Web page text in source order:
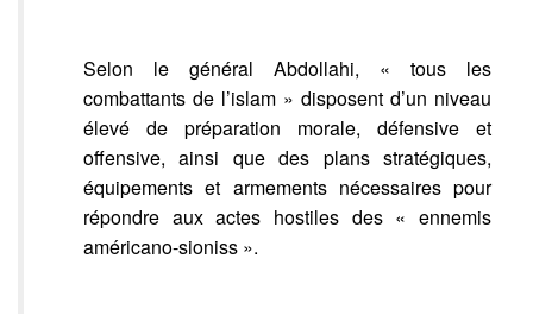
Selon le général Abdollahi, « tous les
combattants de l’islam » disposent d’un niveau
élevé de préparation morale, défensive et
offensive, ainsi que des plans stratégiques,
équipements et armements nécessaires pour
répondre aux actes hostiles des « ennemis
américano-sioniss ».